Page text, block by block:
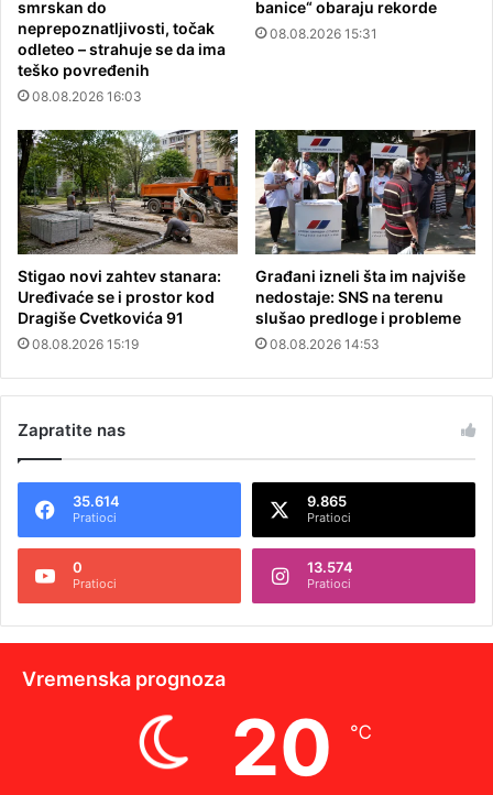
smrskan do
neprepoznatljivosti, točak
odleteo – strahuje se da ima
teško povređenih
08.08.2026 16:03
banice“ obaraju rekorde
08.08.2026 15:31
Stigao novi zahtev stanara:
Uređivaće se i prostor kod
Dragiše Cvetkovića 91
08.08.2026 15:19
Građani izneli šta im najviše
nedostaje: SNS na terenu
slušao predloge i probleme
08.08.2026 14:53
Zapratite nas
35.614
Pratioci
9.865
Pratioci
0
Pratioci
13.574
Pratioci
Vremenska prognoza
20 ℃